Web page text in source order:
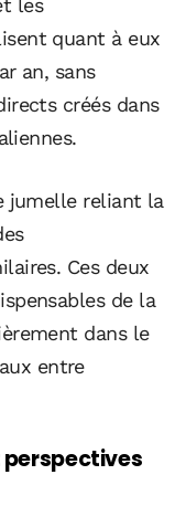
quant à eux
an, sans
créés dans
jumelle reliant la
Ces deux
de la
dans le
entre